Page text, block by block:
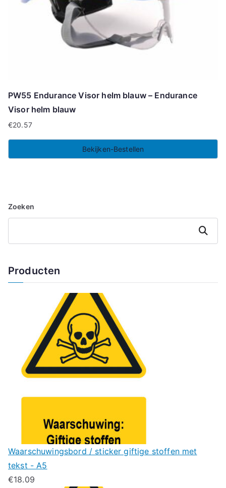
PW55 Endurance Visor helm blauw – Endurance
Visor helm blauw
€20.57
Bekijken-Bestellen
Zoeken
Zoeken
Producten
Waarschuwingsbord / sticker giftige stoffen met
tekst - A5
€18.09